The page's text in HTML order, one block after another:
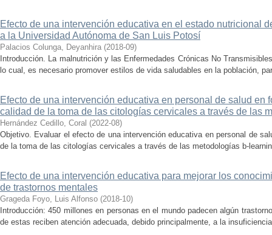
Efecto de una intervención educativa en el estado nutricional
a la Universidad Autónoma de San Luis Potosí
Palacios Colunga, Deyanhira (2018-09)
Introducción. La malnutrición y las Enfermedades Crónicas No
lo cual, es necesario promover estilos de vida saludables en la población,
Efecto de una intervención educativa en personal de salud en
calidad de la toma de las citologías cervicales a través de las
Hernández Cedillo, Coral (2022-08)
Objetivo. Evaluar el efecto de una intervención educativa en personal de
de la toma de las citologías cervicales a través de las metodologías b-
Efecto de una intervención educativa para mejorar los
de trastornos mentales
Grageda Foyo, Luis Alfonso (2018-10)
Introducción: 450 millones en personas en el mundo padecen algún
de estas reciben atención adecuada, debido principalmente, a la